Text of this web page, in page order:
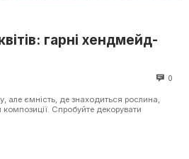
гарні хендмейд-
0
але ємність, де знаходиться рослина,
Спробуйте декорувати